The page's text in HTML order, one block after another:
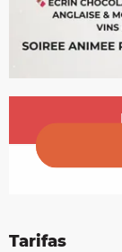
Horarios y
Tarifas